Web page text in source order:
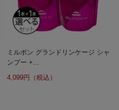
ミルボン グランドリンケージ シャ
ンプー +...
4,099円（税込）